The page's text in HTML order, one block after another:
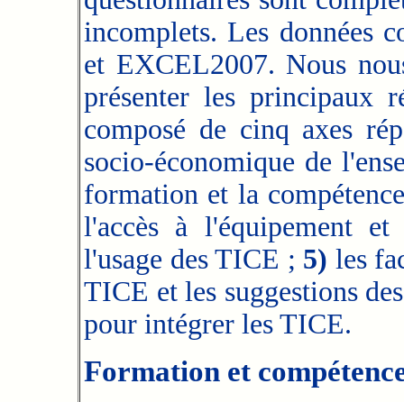
incomplets. Les données
et EXCEL2007. Nous
présenter les principaux
composé de cinq axes
socio-économique de
formation et la
l'accès à l'équipement
l'usage des TICE ; 5) les
TICE et les suggestions
pour intégrer les TICE.
Formation et